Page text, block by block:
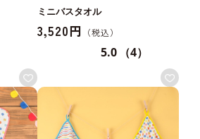
ミニバスタオル
3,520円
5.0 （4）